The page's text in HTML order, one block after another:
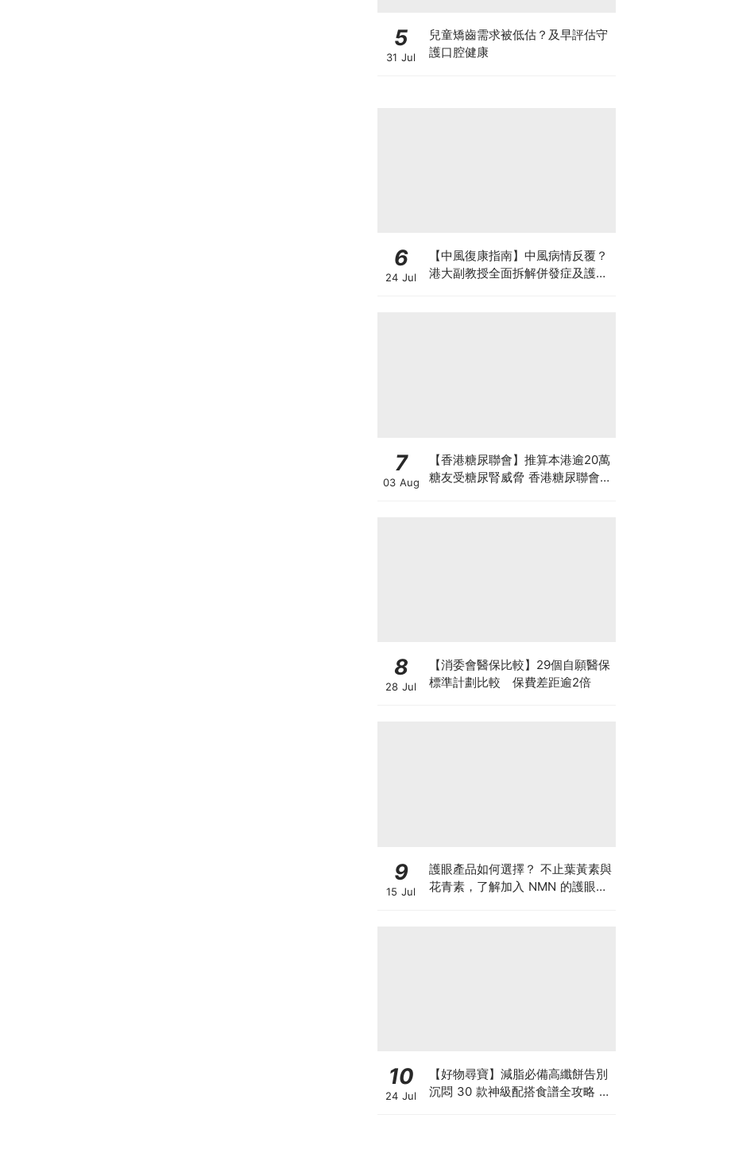
5
31 Jul
兒童矯齒需求被低估？及早評估守
護口腔健康
6
24 Jul
【中風復康指南】中風病情反覆？
港大副教授全面拆解併發症及護理
7
03 Aug
【香港糖尿聯會】推算本港逾20萬
糖友受糖尿腎威脅 香港糖尿聯會
8
28 Jul
【消委會醫保比較】29個自願醫保
標準計劃比較 保費差距逾2倍
9
15 Jul
護眼產品如何選擇？ 不止葉黃素與
花青素，了解加入 NMN 的護眼方
10
24 Jul
【好物尋寶】減脂必備高纖餅告別
沉悶 30 款神級配搭食譜全攻略 日